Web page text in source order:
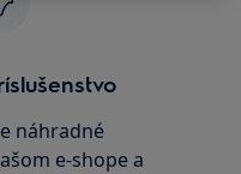
náhradné
e-shope a